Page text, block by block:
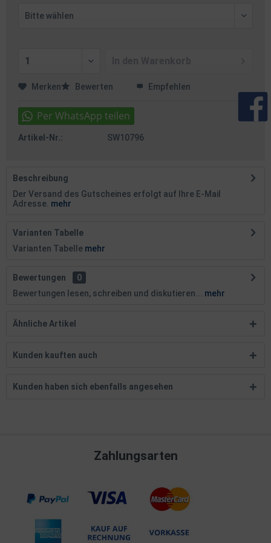
Merken Bewerten Empfehlen
Artikel-Nr.: SW10796
Beschreibung
Der Versand des Gutscheines erfolgt auf Ihre E-Mail
Adresse. mehr
Varianten Tabelle
Varianten Tabelle mehr
Bewertungen
0
Bewertungen lesen, schreiben und diskutieren...
mehr
Ähnliche Artikel
Kunden kauften auch
Kunden haben sich ebenfalls angesehen
Zahlungsarten